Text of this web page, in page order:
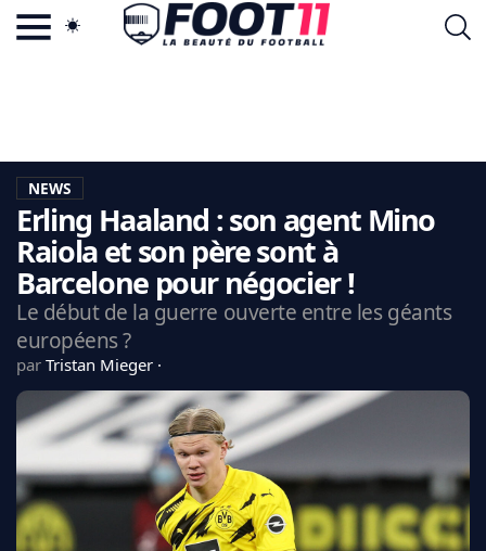
LA CHARTE
VIE PRIVÉE
CGU
CONTACTEZ-NOUS
MERCATO
EDF
PSG
REAL MADRID
FC BARCELONE
MANCHESTER UNITED
NEWS
Erling Haaland : son agent Mino
Raiola et son père sont à
Barcelone pour négocier !
Le début de la guerre ouverte entre les géants
européens ?
par Tristan Mieger